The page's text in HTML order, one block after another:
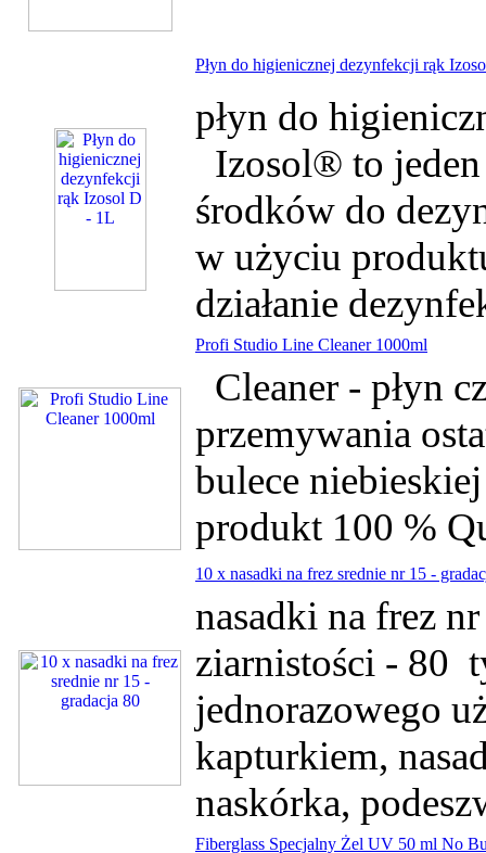
Płyn do higienicznej dezynfekcji rąk
płyn do
Izosol® to
środków do
w użyciu
działanie
Profi Studio Line Cleaner 1000ml
Cleaner - płyn
przemywania
bulece
produkt 100 %
10 x nasadki na frez srednie nr 15 -
nasadki na frez
ziarnistości - 80
jednorazowego
kapturkiem,
naskórka,
Fiberglass Specjalny Żel UV 50 ml No